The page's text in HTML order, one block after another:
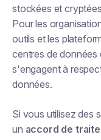
stockées et
Pour les
outils et les
centres de données
s'engagent à
données.
Si vous utilisez des
un accord de